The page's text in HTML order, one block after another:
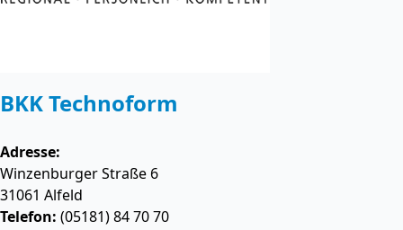
BKK Technoform
Adresse:
Winzenburger Straße 6
31061 Alfeld
Telefon: (05181) 84 70 70